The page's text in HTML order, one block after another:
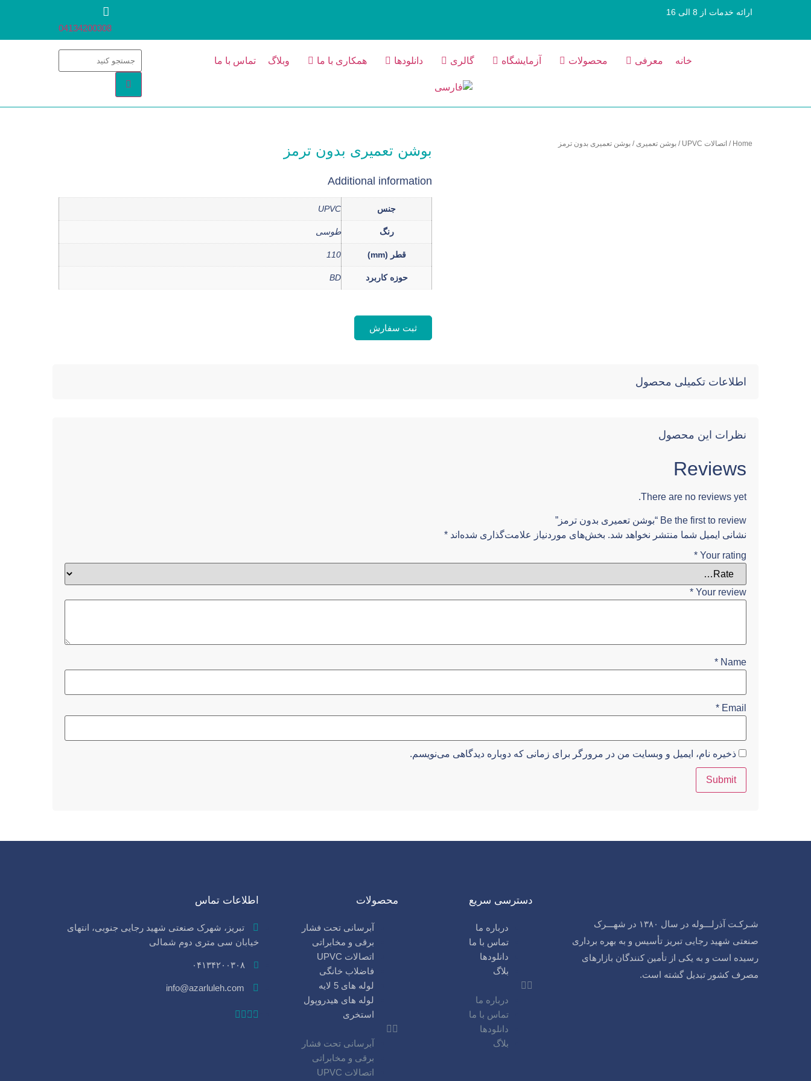
ارائه خدمات از 8 الی 16
04134200308
خانه معرفی محصولات آزمایشگاه گالری دانلودها همکاری با ما وبلاگ تماس با ما
Home
/ اتصالات UPVC / بوشن تعمیری/ بوشن تعمیری بدون ترمز بوشن تعمیری بدون ترمز
Additional information
جنس UPVC
رنگ طوسی
قطر (mm) 110
حوزه کاربرد BD
ثبت سفارش
اطلاعات تکمیلی محصول
نظرات این محصول
Reviews
There are no reviews yet.
Be the first to review “بوشن تعمیری بدون ترمز”
نشانی ایمیل شما منتشر نخواهد شد. بخش‌های موردنیاز علامت‌گذاری شده‌اند *
Your rating
*
Your review
*
Name
*
Email
*
ذخیره نام، ایمیل و وبسایت من در مرورگر برای زمانی که دوباره دیدگاهی می‌نویسم.
شـرکـت آذرلـــوله در سال ۱۳۸۰ در شهـــرک
صنعتی شهید رجایی تبریز تأسیس و به بهره برداری
رسیده است و به یکی از تأمین کنندگان بازارهای
مصرف کشور تبدیل گشته است.
دسترسی سریع
درباره ما
تماس با ما
دانلودها
بلاگ
درباره ما
تماس با ما
دانلودها
بلاگ
محصولات
آبرسانی تحت فشار
برقی و مخابراتی
اتصالات UPVC
فاضلاب خانگی
لوله های 5 لایه
لوله های هیدروپول
استخری
آبرسانی تحت فشار
برقی و مخابراتی
اتصالات UPVC
اطلاعات تماس
تبریز، شهرک صنعتی شهید رجایی جنوبی، انتهای
خیابان سی‌ متری دوم شمالی
۰۴۱۳۴۲۰۰۳۰۸
info@azarluleh.com